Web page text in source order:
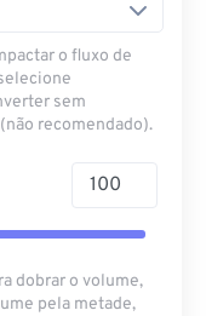
o fluxo de
sem
recomendado).
dobrar o volume,
pela metade,